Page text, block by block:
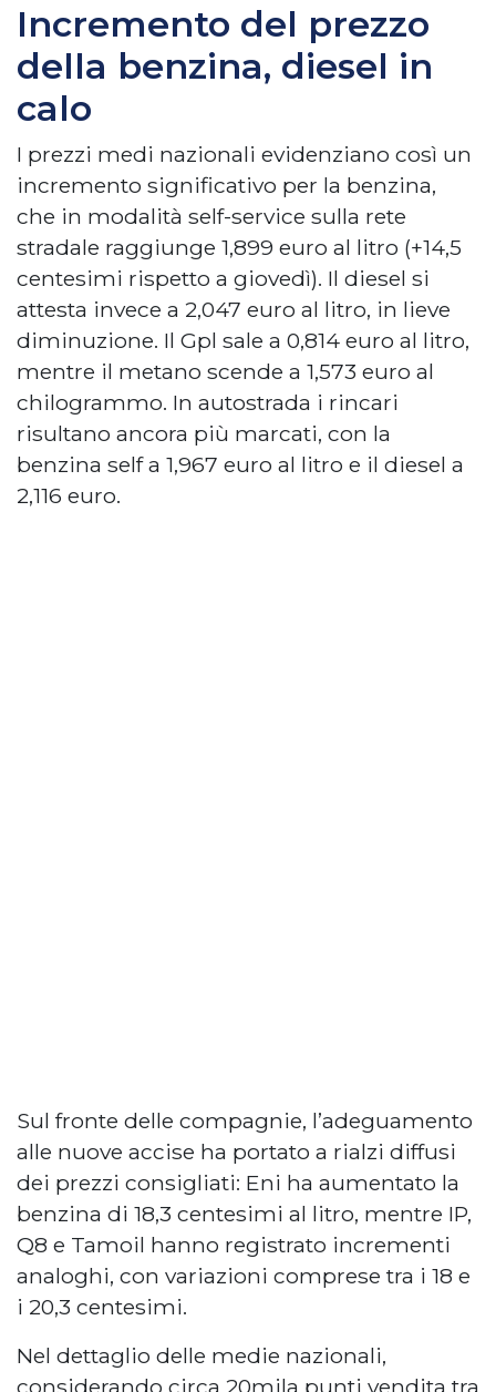
Incremento del prezzo
della benzina, diesel in
calo
I prezzi medi nazionali evidenziano così un
incremento significativo per la benzina,
che in modalità self-service sulla rete
stradale raggiunge 1,899 euro al litro (+14,5
centesimi rispetto a giovedì). Il diesel si
attesta invece a 2,047 euro al litro, in lieve
diminuzione. Il Gpl sale a 0,814 euro al litro,
mentre il metano scende a 1,573 euro al
chilogrammo. In autostrada i rincari
risultano ancora più marcati, con la
benzina self a 1,967 euro al litro e il diesel a
2,116 euro.
Sul fronte delle compagnie, l’adeguamento
alle nuove accise ha portato a rialzi diffusi
dei prezzi consigliati: Eni ha aumentato la
benzina di 18,3 centesimi al litro, mentre IP,
Q8 e Tamoil hanno registrato incrementi
analoghi, con variazioni comprese tra i 18 e
i 20,3 centesimi.
Nel dettaglio delle medie nazionali,
considerando circa 20mila punti vendita tra